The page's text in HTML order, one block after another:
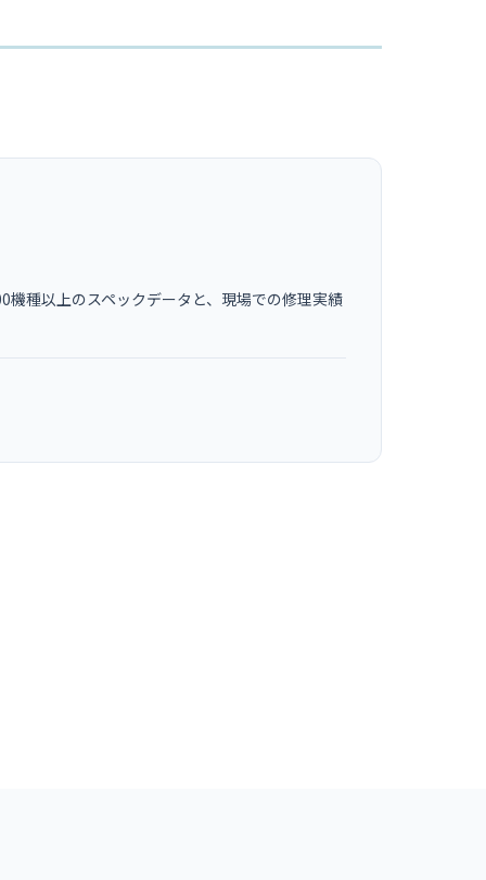
種以上のスペックデータと、現場での修理実績